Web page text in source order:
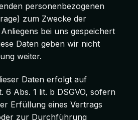
personenbezogenen
zum Zwecke der
bei uns gespeichert
Daten geben wir nicht
weiter.
Daten erfolgt auf
6 Abs. 1 lit. b DSGVO, sofern
Erfüllung eines Vertrags
zur Durchführung